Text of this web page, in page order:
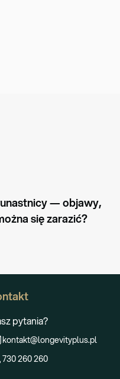
— objawy,
się zarazić?
pytania?
kontakt@longevityplus.pl
730 260 260